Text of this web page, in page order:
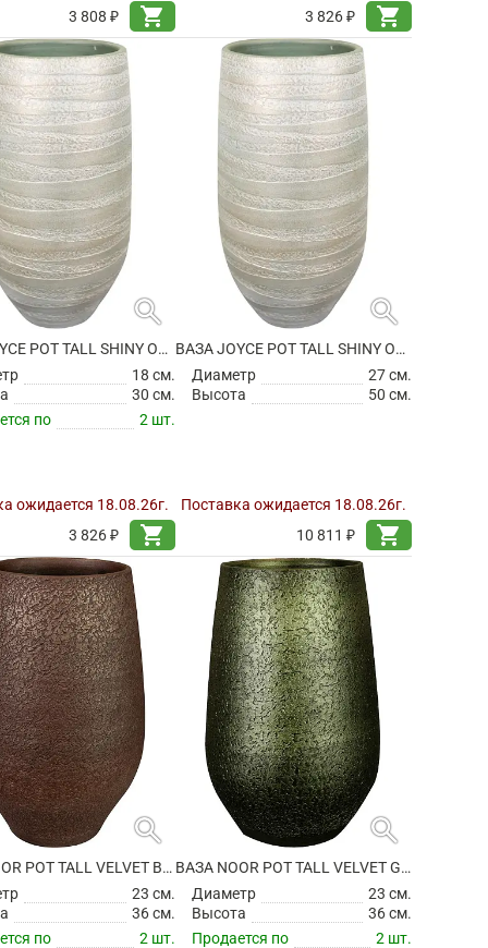
3 808 ₽
shopping_cart
3 826 ₽
shopping_cart
search
ВАЗА JOYCE POT TALL SHINY OLIVE
18 см.
30 см.
по
2 шт.
ожидается 18.08.26г.
3 826 ₽
shopping_cart
search
ВАЗА JOYCE POT TALL SHINY OLIVE
Диаметр
27 см.
Высота
50 см.
Поставка ожидается 18.08.26г.
10 811 ₽
shopping_cart
search
ВАЗА NOOR POT TALL VELVET BROWN
23 см.
36 см.
по
2 шт.
search
ВАЗА NOOR POT TALL VELVET GREEN
Диаметр
23 см.
Высота
36 см.
Продается по
2 шт.